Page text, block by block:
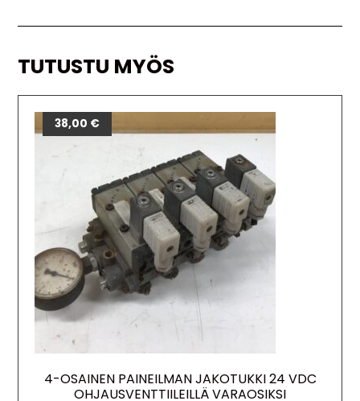
TUTUSTU MYÖS
4-OSAINEN PAINEILMAN JAKOTUKKI 24 VDC
OHJAUSVENTTIILEILLÄ VARAOSIKSI
38,00 €